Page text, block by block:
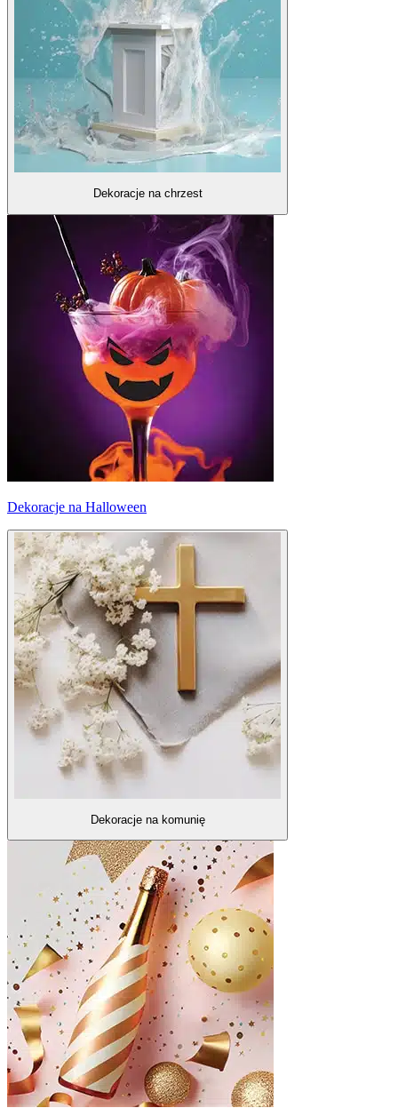
Dekoracje na chrzest
Dekoracje na Halloween
Dekoracje na komunię